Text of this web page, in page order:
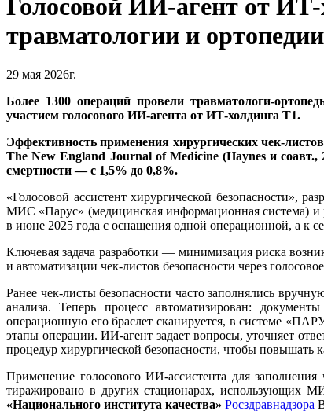
Голосовой ИИ-агент от
травматологии и
29 мая 2026г.
Более 1300 операций провели травматологи-
участием голосового ИИ-агента от ИТ-холдинга Т1.
Эффективность применения хирургических чек-
The New England Journal of Medicine (Haynes и соавт.,
смертности — с 1,5% до 0,8%.
«Голосовой ассистент хирургической безопасности»,
МИС «Парус» (медицинская информационная система) и
в июне 2025 года с оснащения одной операционной, а к
Ключевая задача разработки — минимизация риска
и автоматизации чек-листов безопасности через
Ранее чек-листы безопасности часто заполнялись
анализа. Теперь процесс автоматизирован:
операционную его браслет сканируется, в системе
этапы операции. ИИ-агент задает вопросы, уточняет
процедур хирургической безопасности, чтобы повышать
Применение голосового ИИ-ассистента для
тиражировано в других стационарах, использующих
«Национального института качества» Росздравнадзора